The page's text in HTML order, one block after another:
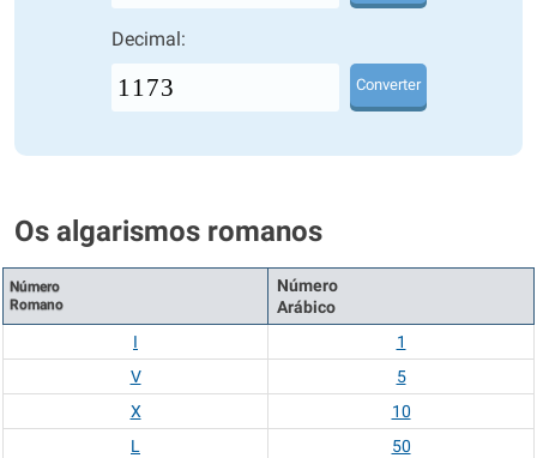
Decimal:
Converter
Os algarismos romanos
Número
Romano
Número
Arábico
I
1
V
5
X
10
L
50